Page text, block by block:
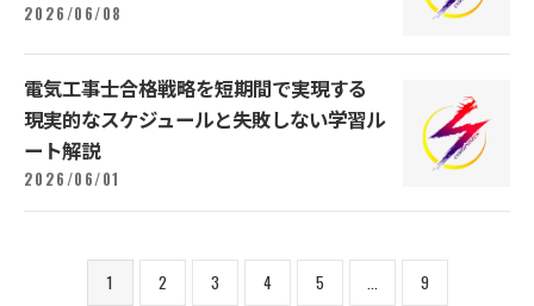
2026/06/08
電気工事士合格戦略を短期間で実現する
現実的なスケジュールと失敗しない学習ル
ート解説
2026/06/01
1 2 3 4 5 ... 9